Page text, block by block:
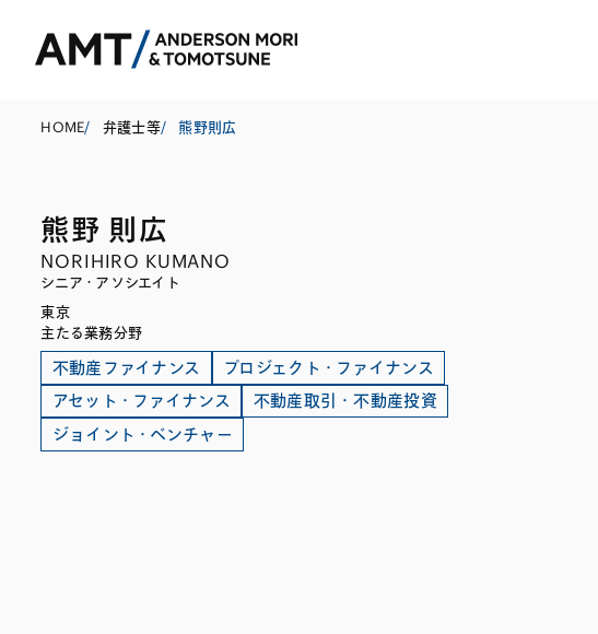
M&A等
規制当局対応・危機管理
証券
保険
南アジア
東南アジア
HOME/ 弁護士等/ 熊野則広
熊野 則広
NORIHIRO KUMANO
シニア・アソシエイト
東京
主たる業務分野
不動産ファイナンス
プロジェクト・ファイナンス
アセット・ファイナンス
不動産取引・不動産投資
ジョイント・ベンチャー